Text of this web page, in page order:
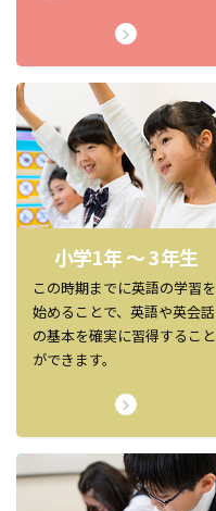
小学1年 ～ 3年生
この時期までに英語の学習を
始めることで、英語や英会話
の基本を確実に習得すること
ができます。